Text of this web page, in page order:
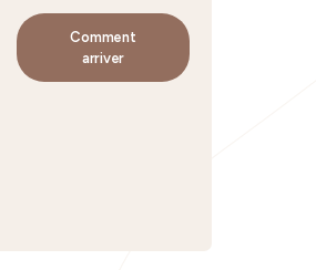
Comment
arriver